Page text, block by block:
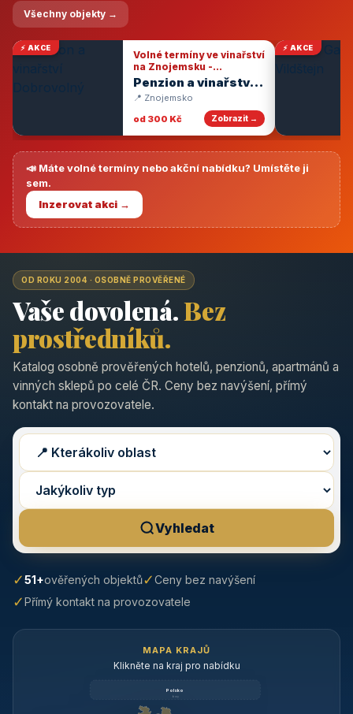
Všechny objekty →
⚡ AKCE
Volné termíny ve vinařství
na Znojemsku -
degustace vín
Penzion a vinařství
Dobrovolný
📍 Znojemsko
od 300 Kč
Zobrazit →
⚡ AKCE
📣 Máte volné termíny nebo akční nabídku? Umístěte ji
sem.
Inzerovat akci →
OD ROKU 2004 · OSOBNĚ PROVĚŘENÉ
Vaše dovolená.Bez
prostředníků.
Katalog osobně prověřených hotelů, penzionů, apartmánů a
vinných sklepů po celé ČR. Ceny bez navýšení, přímý
kontakt na provozovatele.
Vyhledat
✓51+ověřených objektů✓Ceny bez navýšení
✓Přímý kontakt na provozovatele
MAPA KRAJŮ
Klikněte na kraj pro nabídku
Polsko
brzy